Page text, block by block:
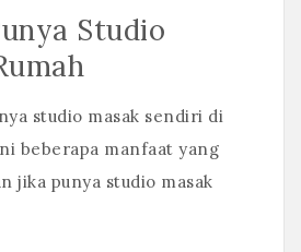
Studio
studio masak sendiri di
beberapa manfaat yang
jika punya studio masak